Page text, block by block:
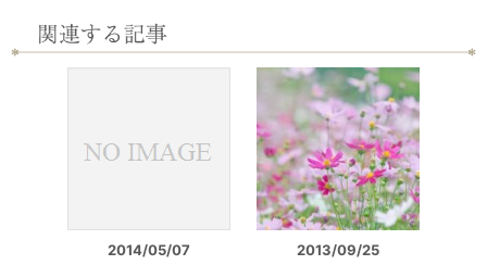
2014/05/07
2013/09/25